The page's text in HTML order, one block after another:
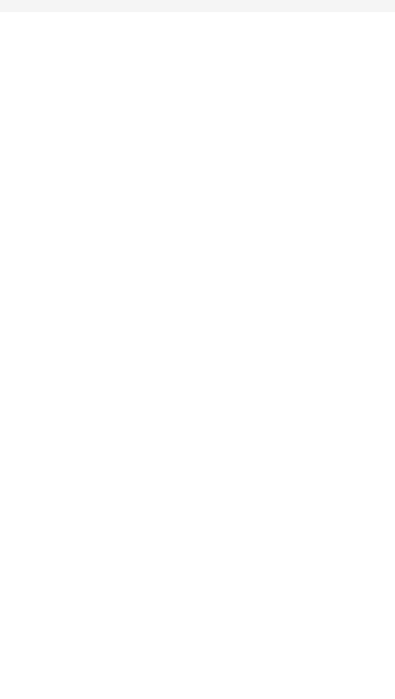
Ecological
York, Inc.
CMIA
Geologia, Ecologia, Biologia
das plantas - 1 - Preâmbulo
das plantas- 2 - Casos de estudo
animais ímpares no mundo dos
e Interpretação Ambiental/ Câmara Municipal de
e Interpretação Ambiental
CMIA e Centro de Documentação do Mar